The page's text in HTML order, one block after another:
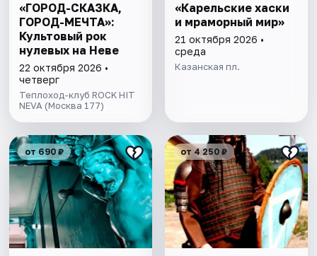
«ГОРОД-СКАЗКА,
ГОРОД-МЕЧТА»:
Культовый рок
нулевых на Неве
22 октября 2026 •
четверг
Теплоход-клуб ROCK HIT
NEVA (Москва 177)
«Карельские хаски
и мраморный мир»
21 октября 2026 •
среда
Казанская пл.
от 690 ₽ от 4 250 ₽